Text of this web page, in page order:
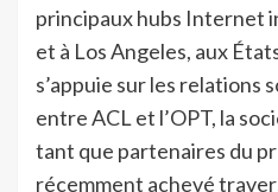
principaux hubs Internet
et à Los Angeles, aux
s’appuie sur les relations
entre ACL et l’OPT, la
tant que partenaires du
récemment achevé